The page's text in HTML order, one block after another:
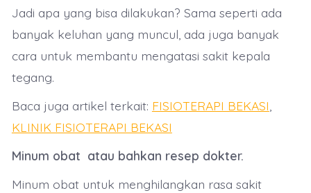
Jadi apa yang bisa dilakukan? Sama seperti ada
banyak keluhan yang muncul, ada juga banyak
cara untuk membantu mengatasi sakit kepala
tegang.
Baca juga artikel terkait: FISIOTERAPI BEKASI
KLINIK FISIOTERAPI BEKASI
Minum obat atau bahkan resep dokter.
Minum obat untuk menghilangkan rasa sakit